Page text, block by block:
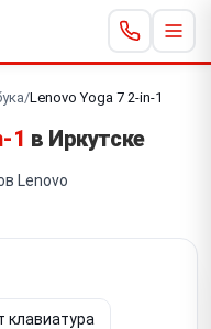
/Lenovo Yoga 7 2-in-1
1 в Иркутске
Lenovo
клавиатура